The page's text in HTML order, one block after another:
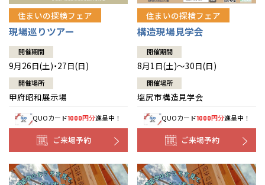
住まいの探検フェア
現場巡りツアー
開催期間
9月26日(土)・27日(日)
開催場所
甲府昭和展示場
QUOカード1000円分進呈中！
ご来場予約
住まいの探検フェア
構造現場見学会
開催期間
8月1日(土)～30日(日)
開催場所
塩尻市構造見学会
QUOカード1000円分進呈中！
ご来場予約